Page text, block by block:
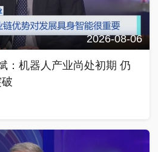
2026-08-06
：机器人产业尚处初期 仍